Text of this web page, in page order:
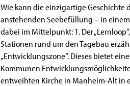
Wie kann die einzigartige Geschichte
anstehenden Seebefüllung – in
dabei im Mittelpunkt: 1. Der
Stationen rund um den Tagebau
„Entwicklungszone“. Dieses bietet
Kommunen
entweihten Kirche in Manheim-Alt in